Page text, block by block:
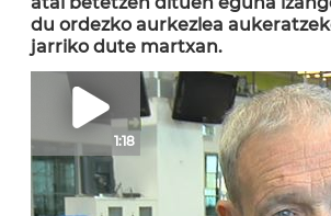
du ordezko aurkezlea
jarriko dute martxan.
1:18